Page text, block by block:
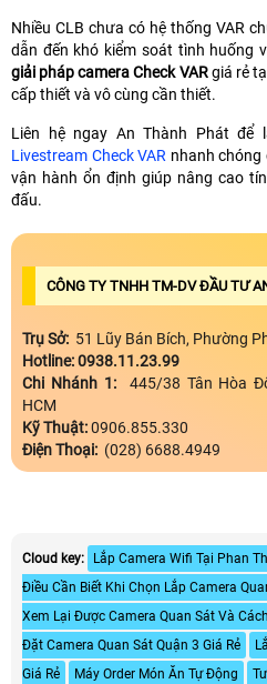
Nhiều CLB chưa có hệ thống VAR
dẫn đến khó kiểm soát tình huống
giải pháp camera Check VARgiá rẻ
cấp thiết và vô cùng cần thiết.
Liên hệ ngay An Thành Phát để
Livestream Check VAR nhanh
vận hành ổn định giúp nâng cao
đấu.
CÔNG TY TNHH TM-DV ĐẦU TƯ
Trụ Sở: 51 Lũy Bán Bích, Phường
Hotline: 0938.11.23.99
Chi Nhánh 1:
445/38 Tân Hòa
HCM
Kỹ Thuật:0906.855.330
Điện Thoại: (028) 6688.4949
Cloud key: Lắp Camera Wifi Tại Phan
Điều Cần Biết Khi Chọn Lắp Camera
Xem Lại Được Camera Quan Sát Và
Đặt Camera Quan Sát Quận 3 Giá Rẻ
Giá Rẻ
Máy Order Món Ăn Tự Động